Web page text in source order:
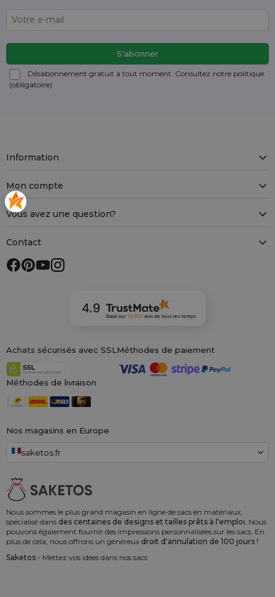
Désabonnement gratuit à tout moment. Consultez notre politique.
(obligatoire)
Nous sommes le plus grand magasin en ligne de sacs en matériaux,
spécialisé dans des centaines de designs et tailles prêts à l'emploi. Nous
pouvons également fournir des impressions personnalisées sur les sacs. En
plus de cela, nous offrons un généreux droit d'annulation de 100 jours !
Saketos - Mettez vos idées dans nos sacs
Nos magasins en Europe
saketos.fr
Information
Mon compte
Vous avez une question?
Contact
4.9
Basé sur 12 937 avisde tous les temps
Achats sécurisés avec SSL Méthodes de paiement
Méthodes de livraison